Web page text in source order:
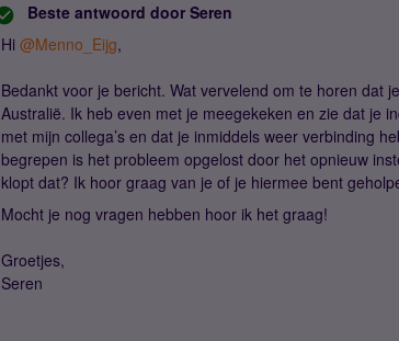
Beste antwoord door Seren
Hi ​ @Menno_Eijg,
Bedankt voor je bericht. Wat vervelend om te horen dat
Australië. Ik heb even met je meegekeken en zie dat je
met mijn collega’s en dat je inmiddels weer verbinding
begrepen is het probleem opgelost door het opnieuw
klopt dat? Ik hoor graag van je of je hiermee bent
Mocht je nog vragen hebben hoor ik het graag!
Groetjes,
Seren